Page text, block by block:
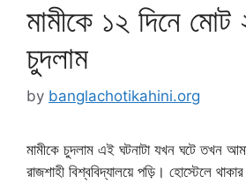
মামীকে ১২ দিনে মোট
চুদলাম
by banglachotikahini.org
মামীকে চুদলাম এই ঘটনাটা যখন ঘটে তখন
রাজশাহী বিশ্ববিদ্যালয়ে পড়ি। হোস্টেলে